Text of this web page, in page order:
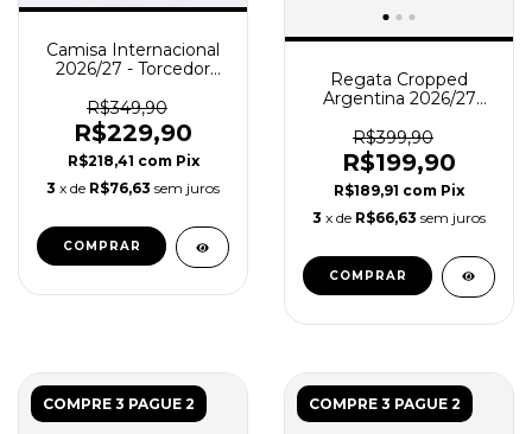
Camisa Internacional
2026/27 - Torcedor
Branca
R$349,90
R$229,90
R$218,41 com Pix
3 x de R$76,63 sem juros
COMPRAR
Regata Cropped
Argentina 2026/27
Feminina - Rosa
R$399,90
R$199,90
R$189,91 com Pix
3 x de R$66,63 sem juros
COMPRAR
COMPRE 3 PAGUE 2 COMPRE 3 PAGUE 2